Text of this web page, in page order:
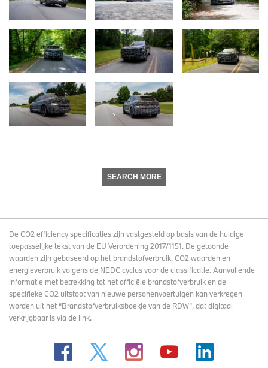
SEARCH MORE
De CO2 efficiency specificaties zijn vastgesteld op basis van de huidige
toepasselijke tekst van de EU Verordening 2017/1151. De getoonde
waarden zijn gebaseerd op het brandstofverbruik, CO2 waarden en
energieverbruik volgens de NEDC cyclus voor de classificatie. Aanvullende
informatie met betrekking tot het officiële brandstofverbruik en de
specifieke CO2 uitstoot van nieuwe personenvoertuigen kan verkregen
worden uit het “Brandstofverbruiksboekje van de RDW”, dat digitaal
verkrijgbaaris via de link.